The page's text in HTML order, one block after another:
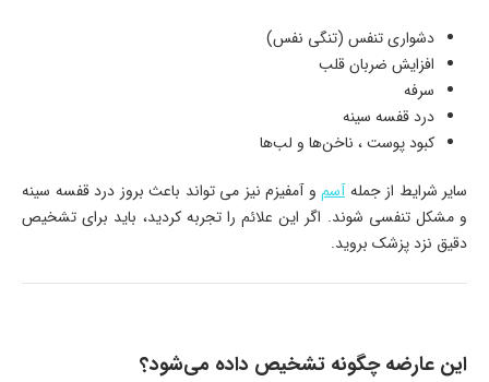
دشواری تنفس (تنگی نفس)
افزایش ضربان قلب
سرفه
درد قفسه سینه
کبود پوست ، ناخن‌ها و لب‌ها
سایر شرایط از جملهآسم و آمفیزم نیز می تواند باعث بروز درد قفسه سینه
و مشکل تنفسی شوند. اگر این علائم را تجربه کردید، باید برای تشخیص
دقیق نزد پزشک بروید.
این عارضه چگونه تشخیص داده می‌شود؟